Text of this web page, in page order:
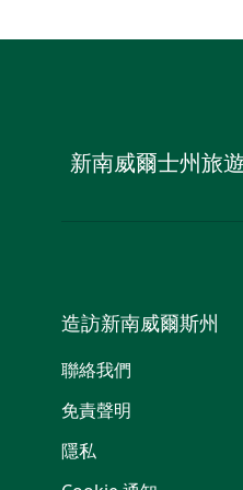
新南威爾士州旅
造訪新南威爾斯州
聯絡我們
免責聲明
隱私